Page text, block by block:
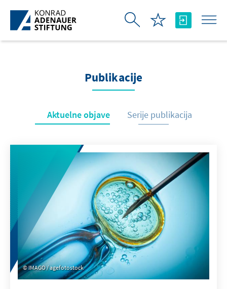
Skip to Main Content
Publikacije
Aktuelne objave Serije publikacija
IMAGO / agefotostock